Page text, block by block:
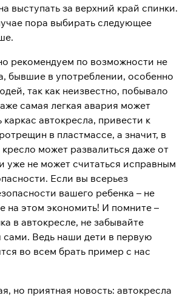
выступать за верхний край спинки.
пора выбирать следующее
рекомендуем по возможности не
бывшие в употреблении, особенно
так как неизвестно, побывало
самая легкая авария может
автокресла, привести к
в пластмассе, а значит, в
может развалиться даже от
уже не может считаться исправным
Если вы всерьез
вашего ребенка – не
на этом экономить! И помните –
в автокресле, не забывайте
сами. Ведь наши дети в первую
во всем брать пример с нас
но приятная новость: автокресла